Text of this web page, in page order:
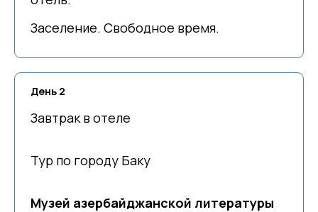
Заселение. Свободное время.
День 2
Завтрак в отеле
Тур по городу Баку
Музей азербайджанской литературы